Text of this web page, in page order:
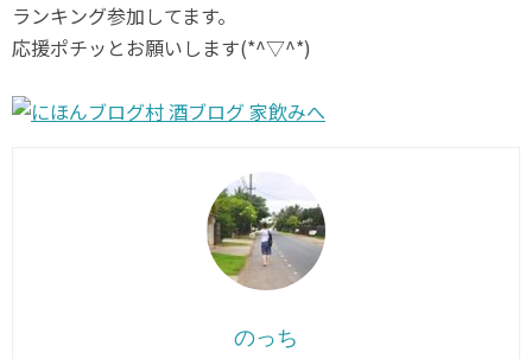
ランキング参加してます。
応援ポチッとお願いします(*^▽^*)
のっち